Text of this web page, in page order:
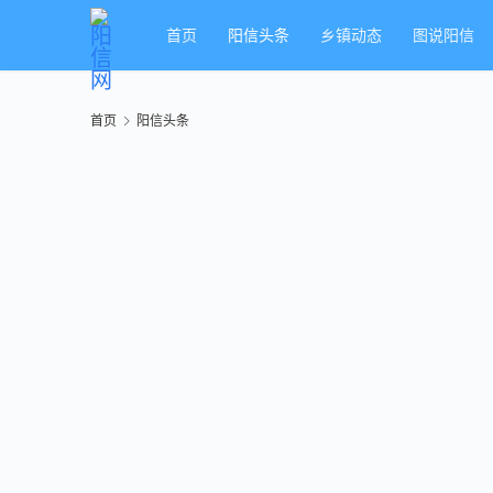
首页 阳信头条 乡镇动态 图说阳信
首页 阳信头条